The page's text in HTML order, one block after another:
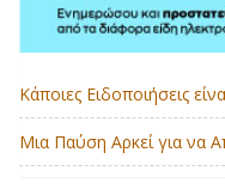
Κάποιες Ειδοποιήσεις
Μια Παύση Αρκεί για να